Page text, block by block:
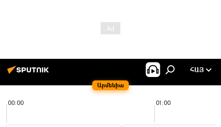
Արմենիա
ՀԱՅ
00:00 01:00